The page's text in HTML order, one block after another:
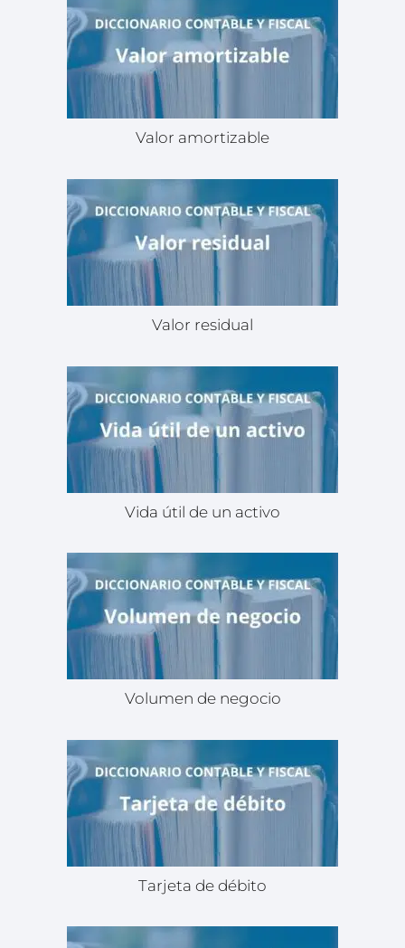
Valor amortizable
Valor residual
Vida útil de un activo
Volumen de negocio
Tarjeta de débito